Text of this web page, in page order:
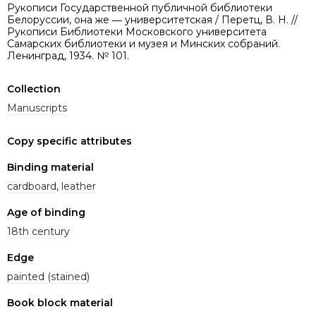
Рукописи Государственной публичной библиотеки
Белоруссии, она же ― университетская / Перетц, В. Н. //
Рукописи Библиотеки Московского университета
Самарских библиотеки и музея и Минских собраний.
Ленинград, 1934. № 101.
Collection
Manuscripts
Copy specific attributes
Binding material
cardboard, leather
Age of binding
18th century
Edge
painted (stained)
Book block material